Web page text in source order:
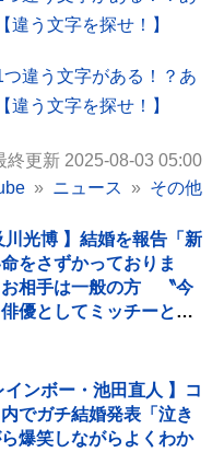
う文字を探せ！】
つ違う文字がある！？あ
う文字を探せ！】
終更新 2025-08-03 05:00
ニュース その他
川光博 】結婚を報告「新
をさずかっておりま
相手は一般の方 〝今
優としてミッチーとし
インボー・池田直人 】コ
でガチ結婚発表「泣き
爆笑しながらよくわか